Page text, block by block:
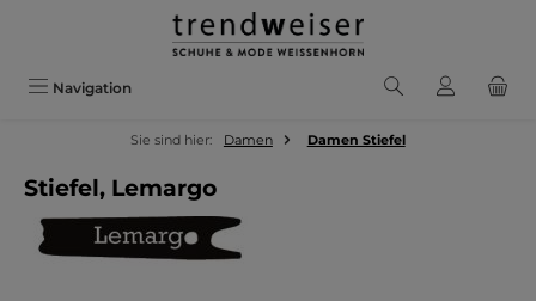
Zum Hauptinhalt springen
Navigation
Sie sind hier: Damen Damen Stiefel
Stiefel, Lemargo